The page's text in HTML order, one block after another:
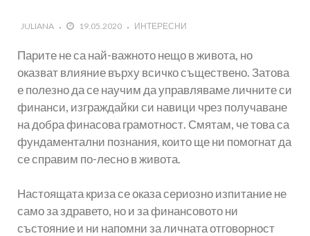
JULIANA 19.05.2020 ИНТЕРЕСНИ
Парите не са най-важното нещо в живота, но
оказват влияние върху всичко съществено. Затова
е полезно да се научим да управляваме личните си
финанси, изграждайки си навици чрез получаване
на добра финасова грамотност. Смятам, че това са
фундаментални познания, които ще ни помогнат да
се справим по-лесно в живота.
Настоящата криза се оказа сериозно изпитание не
само за здравето, но и за финансовото ни
състояние и ни напомни за личната отговорност